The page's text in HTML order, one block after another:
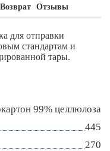
Возврат Отзывы
для отправки
стандартам и
тары.
99% целлюлоза
445
270